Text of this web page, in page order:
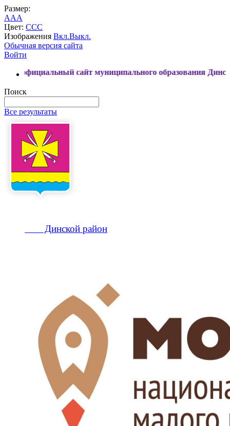
Размер:
AAA
Цвет: CCC
Изображения Вкл.Выкл.
Обычная версия сайта
Войти
сайт муниципального образования Динской район
Поиск
Все результаты
Динской район